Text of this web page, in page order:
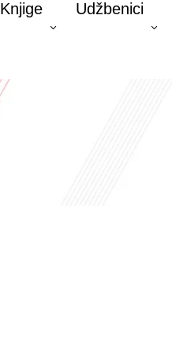
Knjige Udžbenici